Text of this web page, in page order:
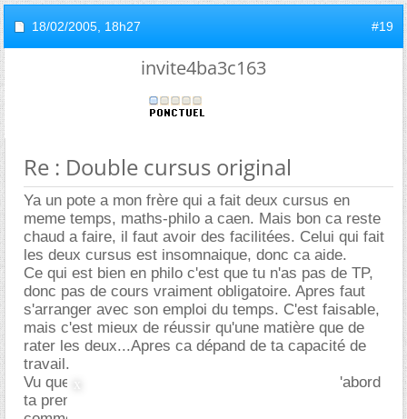
18/02/2005, 18h27 #19
invite4ba3c163
Re : Double cursus original
Ya un pote a mon frère qui a fait deux cursus en
meme temps, maths-philo a caen. Mais bon ca reste
chaud a faire, il faut avoir des facilitées. Celui qui fait
les deux cursus est insomnaique, donc ca aide.
Ce qui est bien en philo c'est que tu n'as pas de TP,
donc pas de cours vraiment obligatoire. Apres faut
s'arranger avec son emploi du temps. C'est faisable,
mais c'est mieux de réussir qu'une matière que de
rater les deux...Apres ca dépand de ta capacité de
travail.
Vu que tu veux priviligier de la physique, fais d'abord
ta première année, puis si tu as de la marge tu